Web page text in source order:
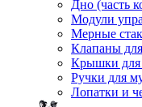
Дно (часть
Модули
Мерные
Клапаны
Крышки для
Ручки для
Лопатки и